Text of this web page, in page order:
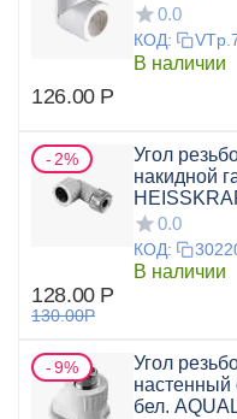
0.0
КОД:
В наличии
126.00 Р
2%
Угол
накидной
0.0
КОД:
В наличии
128.00 Р
130.00Р
9%
Угол
настенный
бел.